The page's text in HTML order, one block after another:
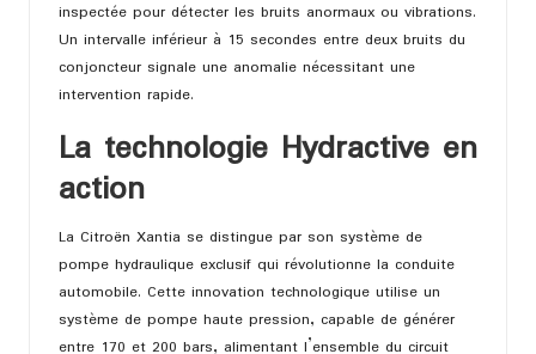
inspectée pour détecter les bruits anormaux ou vibrations.
Un intervalle inférieur à 15 secondes entre deux bruits du
conjoncteur signale une anomalie nécessitant une
intervention rapide.
La technologie Hydractive en
action
La Citroën Xantia se distingue par son système de
pompe hydraulique exclusif qui révolutionne la conduite
automobile. Cette innovation technologique utilise un
système de pompe haute pression, capable de générer
entre 170 et 200 bars, alimentant l’ensemble du circuit